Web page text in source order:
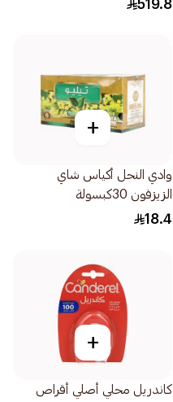
519.8
+
وادي النحل أكياس شاي
الزيزفون 30كبسولة
18.4
+
كاندريل محلي أصلي أقراص